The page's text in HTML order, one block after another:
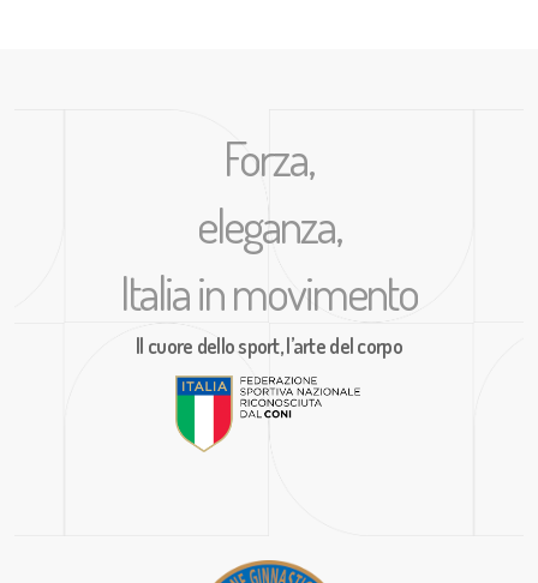
Forza,
eleganza,
Italia in movimento
Il cuore dello sport, l’arte del corpo